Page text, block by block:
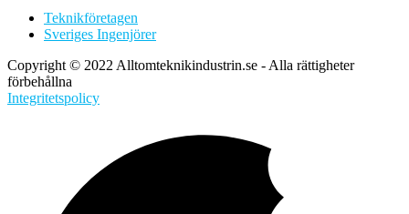
Teknikföretagen
Sveriges Ingenjörer
Copyright © 2022 Alltomteknikindustrin.se - Alla rättigheter
förbehållna
Integritetspolicy